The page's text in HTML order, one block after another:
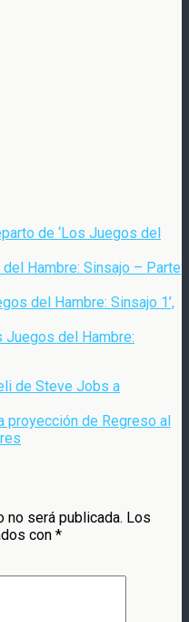
de ‘Los Juegos del
Hambre: Sinsajo – Parte
del Hambre: Sinsajo 1’,
Juegos del Hambre:
de Steve Jobs a
proyección de Regreso al
no será publicada. Los
con *